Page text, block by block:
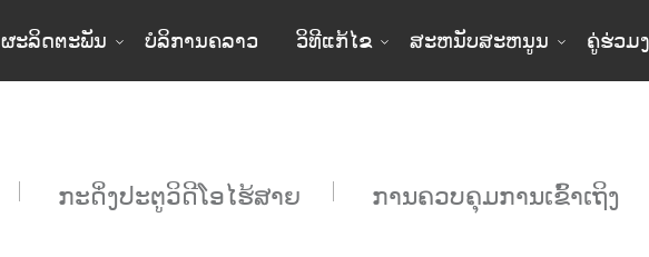
ຜະລິດຕະພັນ ບໍລິການຄລາວ ວິທີແກ້ໄຂ ສະຫນັບສະຫນູນ ຄູ່ຮ່ວມ
ໂດຍປະເພດຜະລິດຕະພັນ
ກະດິ່ງປະຕູວິດີໂອໄຮ້ສາຍ ການຄວບຄຸມການເຂົ້າເຖິງ